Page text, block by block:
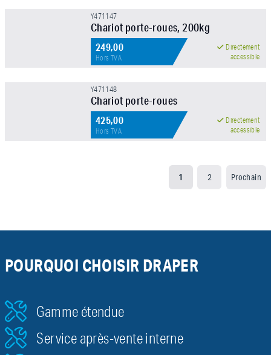
Y471147
Chariot porte-roues, 200kg
249,00
Hors TVA
Directement
accessible
Y471148
Chariot porte-roues
425,00
Hors TVA
Directement
accessible
1 2 Prochain
POURQUOI CHOISIR DRAPER
Gamme étendue
Service après-vente interne